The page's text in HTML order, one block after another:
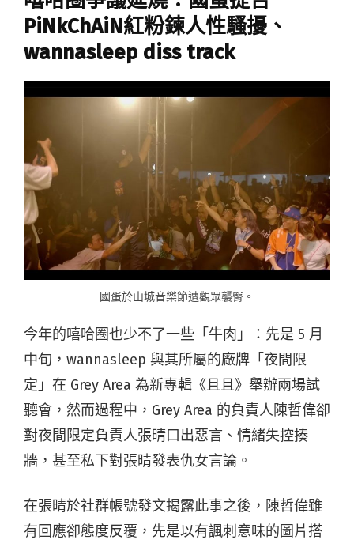
PiNkChAiN紅粉鍊人性騷擾、
wannasleep diss track
國蛋於山城音樂節遭觀眾襲臀。
今年的嘻哈圈也少不了一些「牛肉」：先是 5 月
中旬，wannasleep 與其所屬的廠牌「夜間限
定」在 Grey Area 為新專輯《且且》舉辦兩場試
聽會，然而過程中，Grey Area 的負責人陳哲偉卻
對夜間限定負責人張晴口出惡言、情緒失控揍
牆，甚至私下對張晴發表仇女言論。
在張晴於社群帳號發文揭露此事之後，陳哲偉雖
有回應卻態度反覆，先是以有諷刺意味的圖片搭